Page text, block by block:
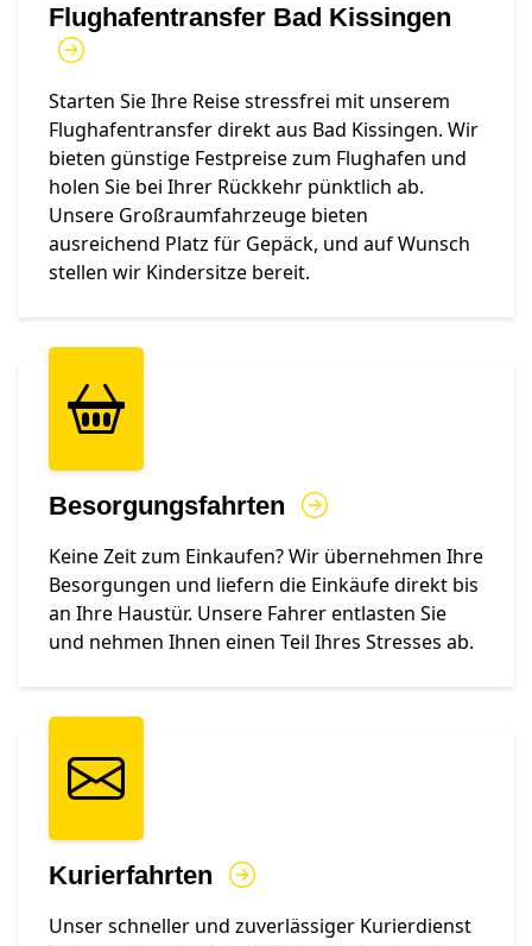
Flughafentransfer Bad Kissingen
Starten Sie Ihre Reise stressfrei mit unserem
Flughafentransfer direkt aus Bad Kissingen. Wir
bieten günstige Festpreise zum Flughafen und
holen Sie bei Ihrer Rückkehr pünktlich ab.
Unsere Großraumfahrzeuge bieten
ausreichend Platz für Gepäck, und auf Wunsch
stellen wir Kindersitze bereit.
Besorgungsfahrten
Keine Zeit zum Einkaufen? Wir übernehmen Ihre
Besorgungen und liefern die Einkäufe direkt bis
an Ihre Haustür. Unsere Fahrer entlasten Sie
und nehmen Ihnen einen Teil Ihres Stresses ab.
Kurierfahrten
Unser schneller und zuverlässiger Kurierdienst